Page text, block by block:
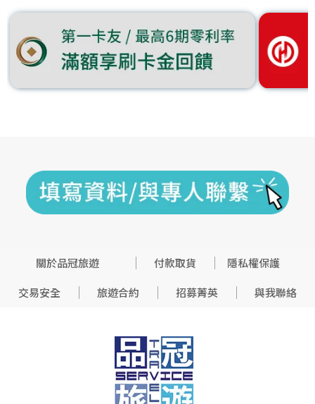
關於品冠旅遊 付款取貨
隱私權保護
交易安全
旅遊合約 招募菁英 與我聯絡